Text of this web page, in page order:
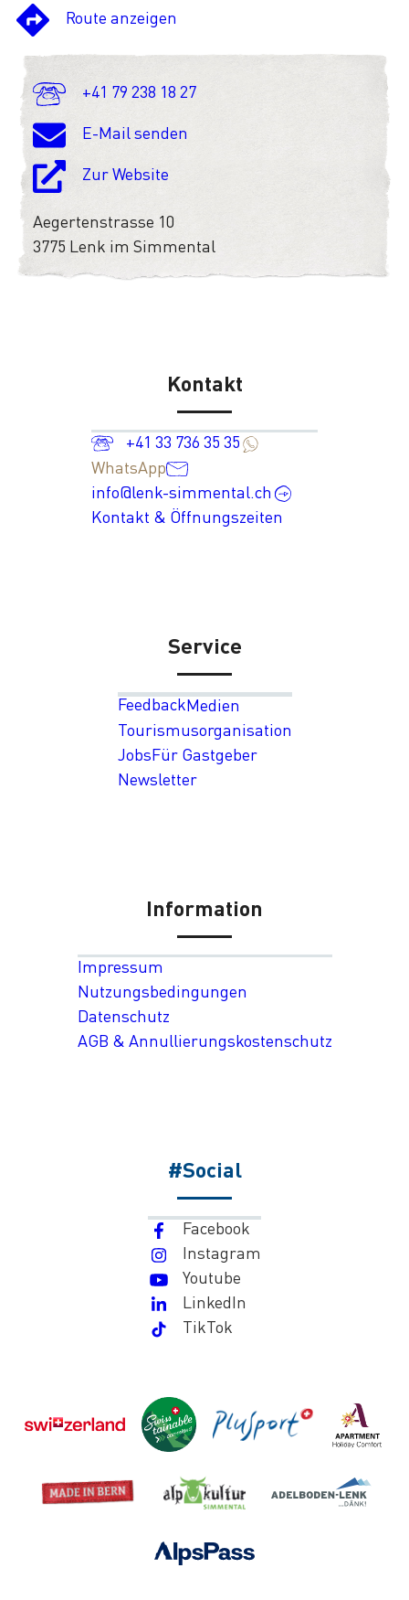
Route anzeigen
+41 79 238 18 27
E-Mail senden
Zur Website
Aegertenstrasse 10
3775 Lenk im Simmental
Kontakt
+41 33 736 35 35
WhatsApp
info@lenk-simmental.ch
Kontakt & Öffnungszeiten
Service
FeedbackMedien
Tourismusorganisation
JobsFür Gastgeber
Newsletter
Information
Impressum
Nutzungsbedingungen
Datenschutz
AGB & Annullierungskostenschutz
#Social
Facebook
Instagram
Youtube
LinkedIn
TikTok